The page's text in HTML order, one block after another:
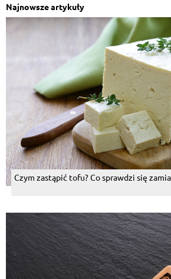
Najnowsze artykuły
Czym zastąpić tofu? Co sprawdzi się